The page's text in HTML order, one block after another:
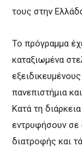
τους στην
Το πρόγραμμα
καταξιωμένα
πανεπιστήμια
Κατά τη
εντρυφήσουν σε
διατροφής και